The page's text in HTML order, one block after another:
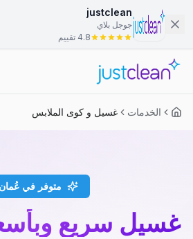
justclean
جوجل بلاي
4.8 تقييم
الخدمات غسيل و كوى الملابس
متوفر في عُمان
غسيل سريع